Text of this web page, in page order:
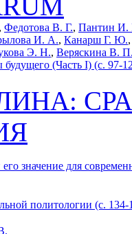
, Федотова В. Г., Пантин И.
И. А., Канарш Г. Ю.
Э. Н., Веряскина В.
(Часть I) (с. 97-
значение для
политологии (с. 134-